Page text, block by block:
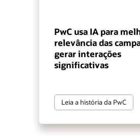
PwC usa IA para
relevância das
gerar interações
significativas
Leia a história da PwC